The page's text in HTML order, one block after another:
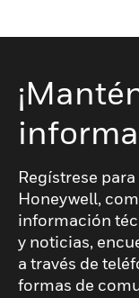
Regístrese
Honeywell,
información
y noticias,
a través de
formas de